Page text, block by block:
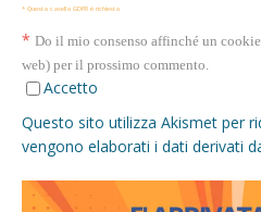
* Questa casella GDPR è richiesta
* Do il mio consenso affinché un
web) per il prossimo commento.
Accetto
Questo sito utilizza Akismet per
vengono elaborati i dati derivati